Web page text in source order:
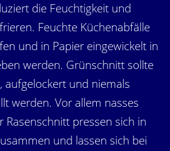
die Feuchtigkeit und
Feuchte Küchenabfälle
und in Papier eingewickelt in
werden. Grünschnitt sollte
aufgelockert und niemals
werden. Vor allem nasses
Rasenschnitt pressen sich in
und lassen sich bei